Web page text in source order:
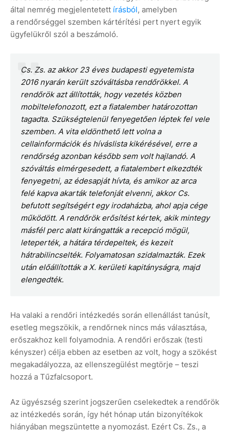
által nemrég megjelentetett írásból, amelyben
a rendőrséggel szemben kártérítési pert nyert egyik
ügyfelükről szól a beszámoló.
Cs. Zs. az akkor 23 éves budapesti egyetemista
2016 nyarán került szóváltásba rendőrökkel. A
rendőrök azt állították, hogy vezetés közben
mobiltelefonozott, ezt a fiatalember határozottan
tagadta. Szükségtelenül fenyegetően léptek fel vele
szemben. A vita eldönthető lett volna a
cellainformációk és híváslista kikérésével, erre a
rendőrség azonban később sem volt hajlandó. A
szóváltás elmérgesedett, a fiatalembert elkezdték
fenyegetni, az édesapját hívta, és amikor az arca
felé kapva akarták telefonját elvenni, akkor Cs.
befutott segítségért egy irodaházba, ahol apja cége
működött. A rendőrök erősítést kértek, akik mintegy
másfél perc alatt kirángatták a recepció mögül,
leteperték, a hátára térdepeltek, és kezeit
hátrabilincselték. Folyamatosan szidalmazták. Ezek
után előállították a X. kerületi kapitányságra, majd
elengedték.
Ha valaki a rendőri intézkedés során ellenállást tanúsít,
esetleg megszökik, a rendőrnek nincs más választása,
erőszakhoz kell folyamodnia. A rendőri erőszak (testi
kényszer) célja ebben az esetben az volt, hogy a szökést
megakadályozza, az ellenszegülést megtörje – teszi
hozzá a Tűzfalcsoport.
Az ügyészség szerint jogszerűen cselekedtek a rendőrök
az intézkedés során, így hét hónap után bizonyítékok
hiányában megszüntette a nyomozást. Ezért Cs. Zs., a